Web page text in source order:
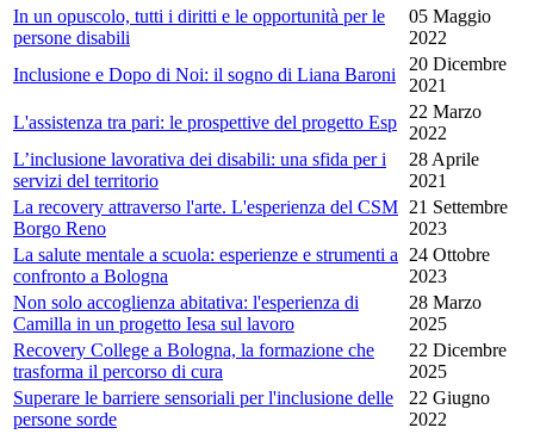
In un opuscolo, tutti i diritti e le opportunità per le
persone disabili
05 Maggio
2022
Inclusione e Dopo di Noi: il sogno di Liana Baroni
20 Dicembre
2021
L'assistenza tra pari: le prospettive del progetto Esp
22 Marzo
2022
L’inclusione lavorativa dei disabili: una sfida per i
servizi del territorio
28 Aprile
2021
La recovery attraverso l'arte. L'esperienza del CSM
Borgo Reno
21 Settembre
2023
La salute mentale a scuola: esperienze e strumenti a
confronto a Bologna
24 Ottobre
2023
Non solo accoglienza abitativa: l'esperienza di
Camilla in un progetto Iesa sul lavoro
28 Marzo
2025
Recovery College a Bologna, la formazione che
trasforma il percorso di cura
22 Dicembre
2025
Superare le barriere sensoriali per l'inclusione delle
persone sorde
22 Giugno
2022